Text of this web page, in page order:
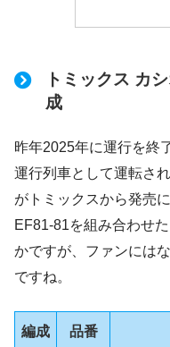
トミックス カ
成
昨年2025年に運行を終
運行列車として運転さ
がトミックスから発売
EF81-81を組み合わせ
かですが、ファンには
ですね。
編成 品番